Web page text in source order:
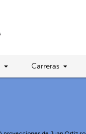
Carreras